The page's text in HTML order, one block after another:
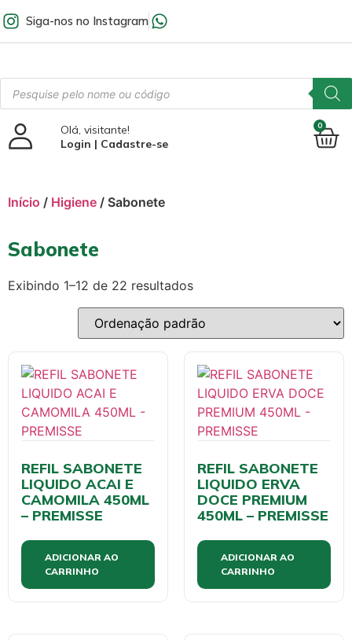
Siga-nos no Instagram
Olá, visitante!
Login | Cadastre-se
0
Início / Higiene / Sabonete
Sabonete
Exibindo 1–12 de 22 resultados
REFIL SABONETE
LIQUIDO ACAI E
CAMOMILA 450ML
– PREMISSE
ADICIONAR AO
CARRINHO
REFIL SABONETE
LIQUIDO ERVA
DOCE PREMIUM
450ML – PREMISSE
ADICIONAR AO
CARRINHO